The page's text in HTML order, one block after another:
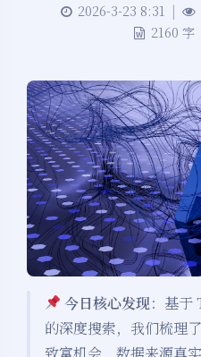
2026-3-23 8:31 |
2160 字
今日核心发现：基于
的深度搜索，我们梳理
致富机会，数据来源真实